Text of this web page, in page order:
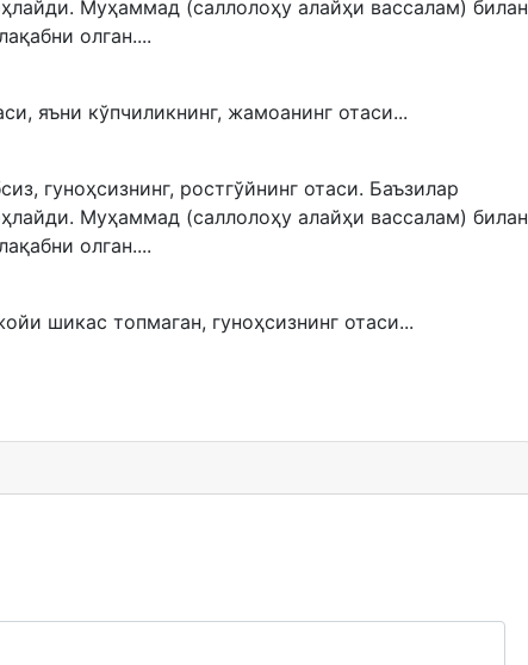
Муҳаммад (саллолоҳу алайҳи вассалам) билан
олган....
яъни кўпчиликнинг, жамоанинг отаси...
гуноҳсизнинг, ростгўйнинг отаси. Баъзилар
Муҳаммад (саллолоҳу алайҳи вассалам) билан
олган....
шикас топмаган, гуноҳсизнинг отаси...